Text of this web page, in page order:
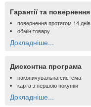
Гарантії та повернення
повернення протягом 14 днів
обмін товару
Докладніше...
Дисконтна програма
накопичувальна система
карта з першою покупки
Докладніше...